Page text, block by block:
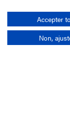
RechercherAccepter
Non,